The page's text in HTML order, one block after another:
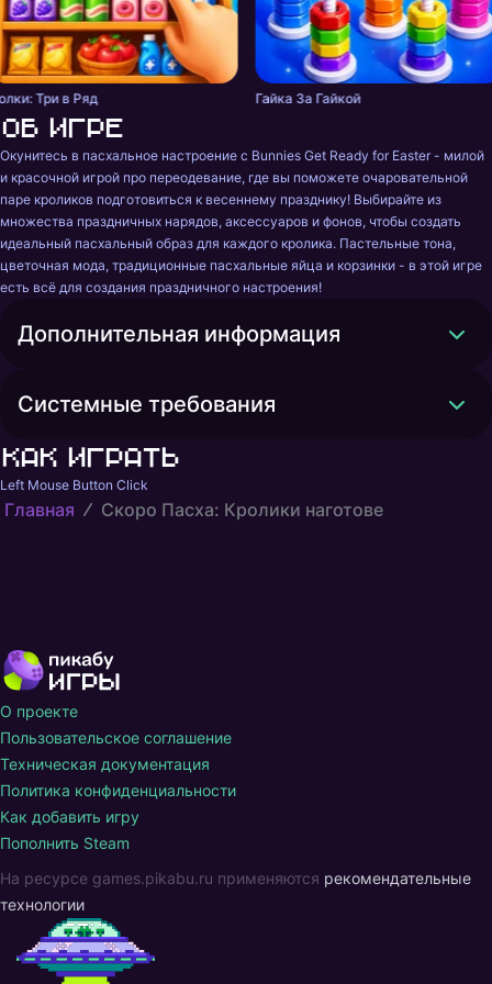
Три в Ряд Гайка За Гайкой
Об игре
Окунитесь в пасхальное настроение с Bunnies Get Ready for Easter - милой
и красочной игрой про переодевание, где вы поможете очаровательной
паре кроликов подготовиться к весеннему празднику! Выбирайте из
множества праздничных нарядов, аксессуаров и фонов, чтобы создать
идеальный пасхальный образ для каждого кролика. Пастельные тона,
цветочная мода, традиционные пасхальные яйца и корзинки - в этой игре
есть всё для создания праздничного настроения!
Дополнительная информация
Системные требования
Как играть
Left Mouse Button Click
Главная Скоро Пасха: Кролики наготове
О проекте
Пользовательское соглашение
Техническая документация
Политика конфиденциальности
Как добавить игру
Пополнить Steam
На ресурсе games.pikabu.ru применяются рекомендательные
технологии